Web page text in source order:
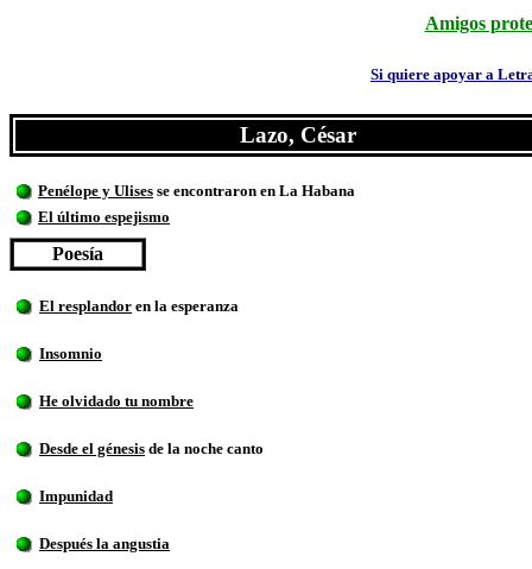
Amigos
Si quiere apoyar a
Lazo, César
Penélope y Ulises se encontraron en La Habana
El último espejismo
Poesía
El resplandor en la esperanza
Insomnio
He olvidado tu nombre
Desde el génesis de la noche canto
Impunidad
Después la angustia